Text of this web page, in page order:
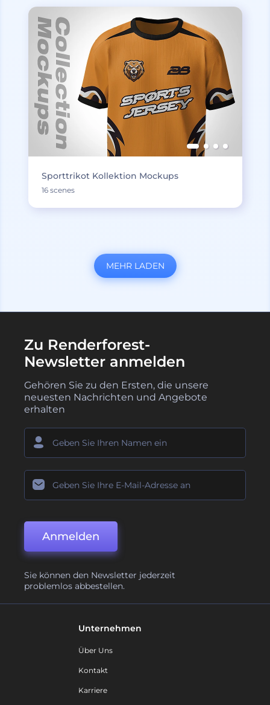
Sporttrikot Kollektion Mockups
16 scenes
MEHR LADEN
Zu Renderforest-
Newsletter anmelden
Gehören Sie zu den Ersten, die unsere
neuesten Nachrichten und Angebote
erhalten
Anmelden
Sie können den Newsletter jederzeit
problemlos abbestellen.
Unternehmen
Über Uns
Kontakt
Karriere